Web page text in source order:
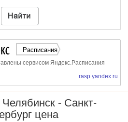
Расписания
сервисом Яндекс.Расписания
rasp.yandex.ru
- Санкт-
цена